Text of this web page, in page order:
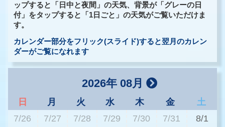
ップすると「日中と夜間」の天気、背景が「グレーの日
付」をタップすると「1日ごと」の天気がご覧いただけま
す。
カレンダー部分をフリック(スライド)すると翌月のカレン
ダーがご覧になれます
2026年 08月
日 月 火 水 木 金
土
7/26
7/27 7/28 7/29 7/30 7/31 8/1